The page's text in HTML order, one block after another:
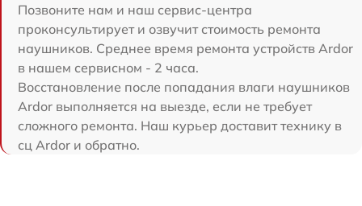
Позвоните нам и наш сервис-центра
проконсультирует и озвучит стоимость ремонта
наушников. Среднее время ремонта устройств Ardor
в нашем сервисном - 2 часа.
Восстановление после попадания влаги наушников
Ardor выполняется на выезде, если не требует
сложного ремонта. Наш курьер доставит технику в
сц Ardor и обратно.